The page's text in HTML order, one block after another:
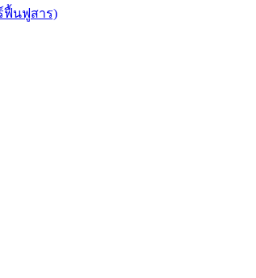
ฟื้นฟูสาร)